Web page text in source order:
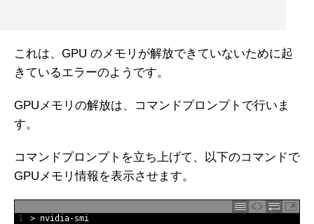
これは、GPU のメモリが解放できていないために起
きているエラーのようです。
GPUメモリの解放は、コマンドプロンプトで行いま
す。
コマンドプロンプトを立ち上げて、以下のコマンドで
GPUメモリ情報を表示させます。
1 > nvidia-smi